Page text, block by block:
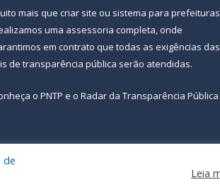
mais que criar site ou sistema para prefeituras
uma assessoria completa, onde
em contrato que todas as exigências das
de transparência pública serão atendidas.
o PNTP e o Radar da Transparência Pública
Acessar
de
Leia